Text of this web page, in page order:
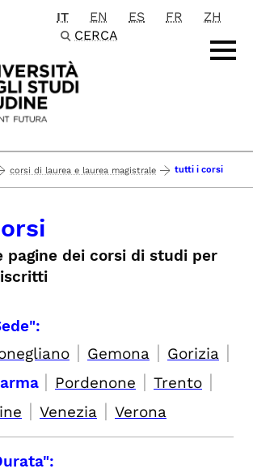
contenuto principale
IT EN ES FR
ZH
CERCA
corsi di laurea e laurea magistrale tutti i corsi
pagine dei corsi di studi per
| Gemona | Gorizia |
| Pordenone | Trento |
| Venezia | Verona